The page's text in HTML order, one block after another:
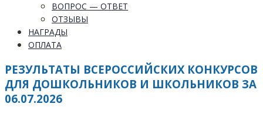
ВОПРОС — ОТВЕТ
ОТЗЫВЫ
НАГРАДЫ
ОПЛАТА
РЕЗУЛЬТАТЫ ВСЕРОССИЙСКИХ КОНКУРСОВ
ДЛЯ ДОШКОЛЬНИКОВ И ШКОЛЬНИКОВ ЗА
06.07.2026